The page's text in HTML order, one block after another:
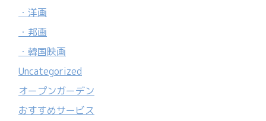
・洋画
・邦画
・韓国映画
Uncategorized
オープンガーデン
おすすめサービス